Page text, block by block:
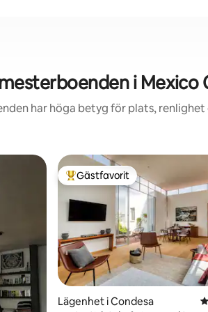
i Mexico
har höga betyg för plats, renlighet
Populär gästfavorit
Gästfavorit
Lägenhet i Condesa